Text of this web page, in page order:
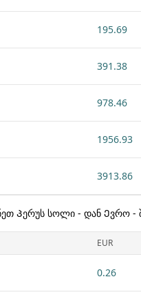
195.69
391.38
978.46
1956.93
3913.86
Პერუს სოლი - დან Ევრო -
EUR
0.26